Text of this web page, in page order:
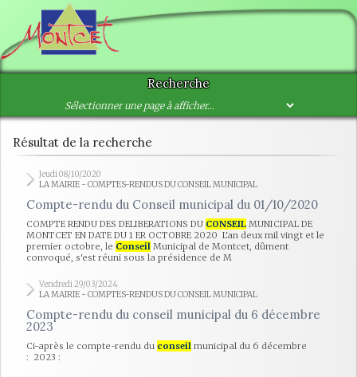
Recherche
Résultat de la recherche
Jeudi 08/10/2020
LA MAIRIE - COMPTES-RENDUS DU CONSEIL MUNICIPAL
Compte-rendu du Conseil municipal du 01/10/2020
COMPTE RENDU DES DELIBERATIONS DU CONSEIL MUNICIPAL DE
MONTCET EN DATE DU 1 ER OCTOBRE 2020 L'an deux mil vingt et le
premier octobre, le Conseil Municipal de Montcet, dûment
convoqué, s'est réuni sous la présidence de M
Vendredi 29/03/2024
LA MAIRIE - COMPTES-RENDUS DU CONSEIL MUNICIPAL
Compte-rendu du conseil municipal du 6 décembre
2023
Ci-après le compte-rendu du conseil municipal du 6 décembre
: 2023 :